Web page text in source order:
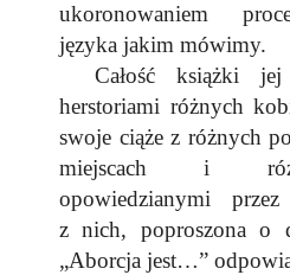
ukoronowaniem
języka jakim mówimy.
Całość książki
herstoriami różnych
swoje ciąże z różnych
miejscach i
opowiedzianymi
z nich, poproszona o
„Aborcja jest…”